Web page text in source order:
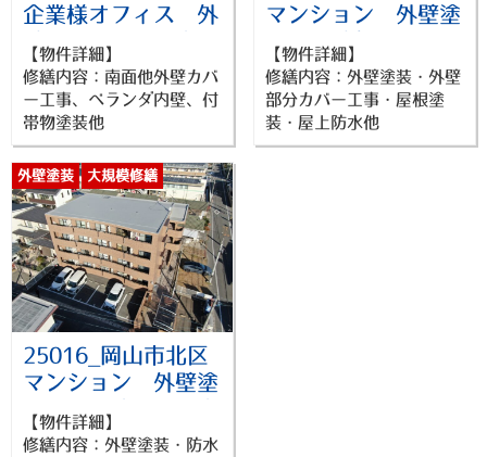
企業様オフィス 外
壁カバー工法工事・
ベランダ内壁、他付
帯物塗装他
【物件詳細】
修繕内容：南面他外壁カバ
ー工事、ベランダ内壁、付
帯物塗装他
マンション 外壁塗
装・外壁部分カバ
ー・屋根塗装・屋上
防水他工事
【物件詳細】
修繕内容：外壁塗装・外壁
部分カバー工事・屋根塗
装・屋上防水他
25016_岡山市北区
マンション 外壁塗
装・屋上防水他工事
【物件詳細】
修繕内容：外壁塗装・防水
外壁塗装
大規模修繕
防水工事